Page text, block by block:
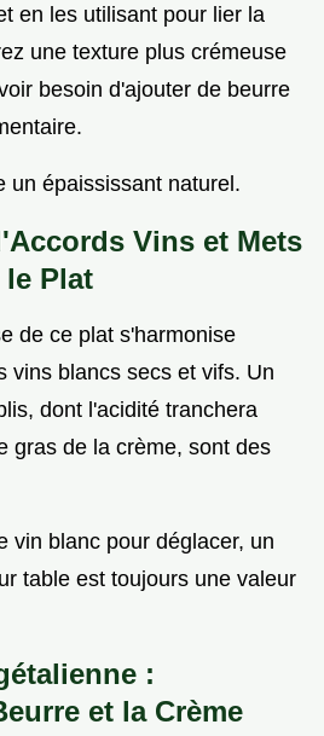
en les utilisant pour lier la
une texture plus crémeuse
besoin d'ajouter de beurre
un épaississant naturel.
Vins et Mets
Plat
de ce plat s'harmonise
vins blancs secs et vifs. Un
dont l'acidité tranchera
gras de la crème, sont des
vin blanc pour déglacer, un
table est toujours une valeur
:
et la Crème